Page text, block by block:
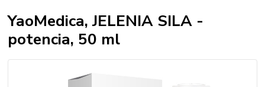
YaoMedica, JELENIA SILA -
potencia, 50 ml